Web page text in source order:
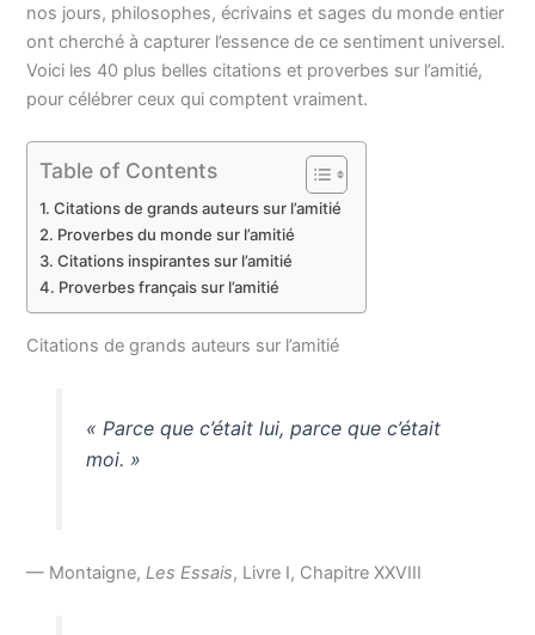
nos jours, philosophes, écrivains et sages du monde entier
ont cherché à capturer l’essence de ce sentiment universel.
Voici les 40 plus belles citations et proverbes sur l’amitié,
pour célébrer ceux qui comptent vraiment.
Table of Contents
Citations de grands auteurs sur l’amitié
Proverbes du monde sur l’amitié
Citations inspirantes sur l’amitié
Proverbes français sur l’amitié
Citations de grands auteurs sur l’amitié
« Parce que c’était lui, parce que c’était
moi. »
— Montaigne,Les Essais, Livre I, Chapitre XXVIII